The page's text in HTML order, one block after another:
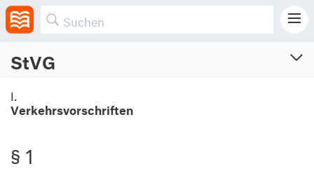
StVG
Vom 3.5.1909 (RGBl. S. 437)
I.
Verkehrsvorschriften
§ 1